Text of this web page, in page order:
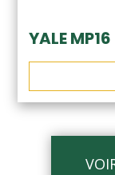
YALE